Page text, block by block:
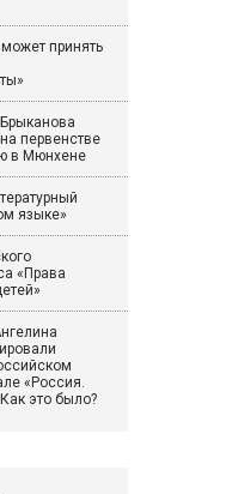
принять
первенстве
в Мюнхене
языке»
«Права
«Россия.
это было?